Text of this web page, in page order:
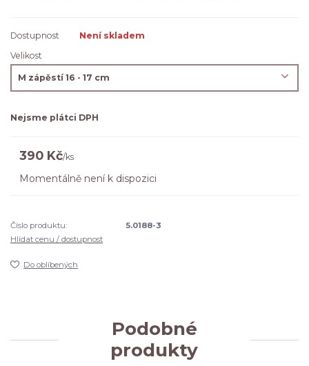
Dostupnost
Není skladem
Velikost
Nejsme plátci DPH
390 Kč/ks
Momentálně není k dispozici
Číslo produktu:
5.0188-3
Hlídat cenu / dostupnost
Do oblíbených
Podobné
produkty